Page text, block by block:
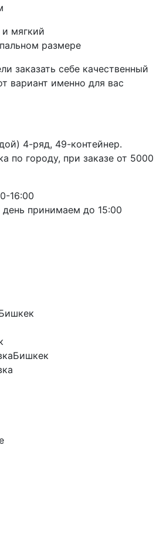
мягкий
размере
заказать себе качественный
вариант именно для вас
4-ряд, 49-контейнер.
по городу, при заказе от 5000
16:00
принимаем до 15:00